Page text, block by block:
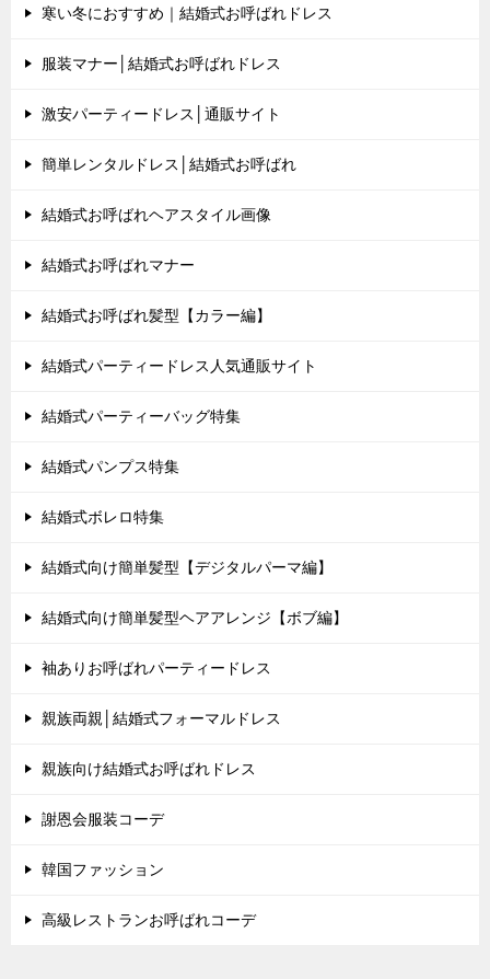
寒い冬におすすめ｜結婚式お呼ばれドレス
服装マナー│結婚式お呼ばれドレス
激安パーティードレス│通販サイト
簡単レンタルドレス│結婚式お呼ばれ
結婚式お呼ばれヘアスタイル画像
結婚式お呼ばれマナー
結婚式お呼ばれ髪型【カラー編】
結婚式パーティードレス人気通販サイト
結婚式パーティーバッグ特集
結婚式パンプス特集
結婚式ボレロ特集
結婚式向け簡単髪型【デジタルパーマ編】
結婚式向け簡単髪型ヘアアレンジ【ボブ編】
袖ありお呼ばれパーティードレス
親族両親│結婚式フォーマルドレス
親族向け結婚式お呼ばれドレス
謝恩会服装コーデ
韓国ファッション
高級レストランお呼ばれコーデ